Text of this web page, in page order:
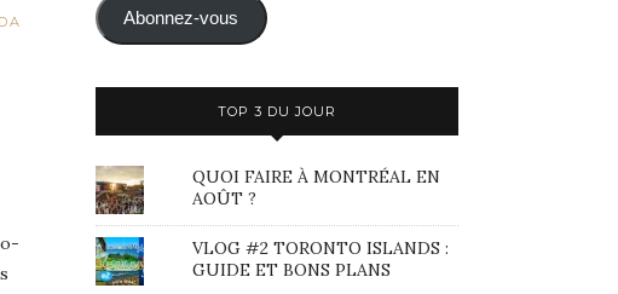
mail Abonnez-vous
TOP 3 DU JOUR
QUOI FAIRE À MONTRÉAL EN
AOÛT ?
VLOG #2 TORONTO ISLANDS :
GUIDE ET BONS PLANS